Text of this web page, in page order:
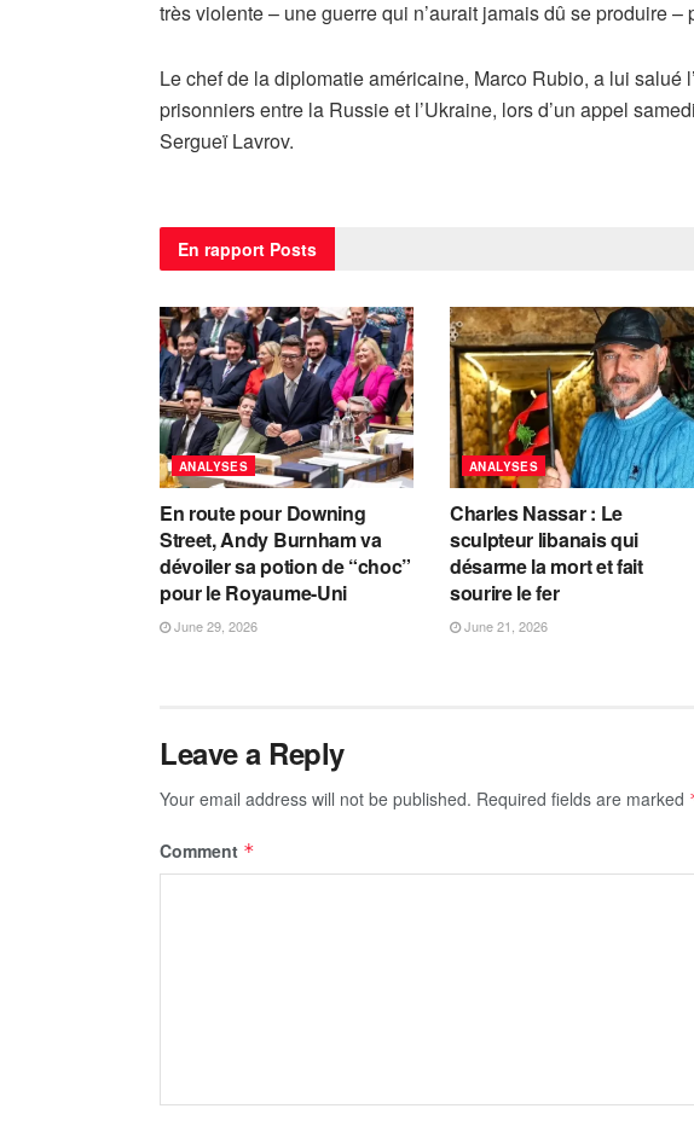
très violente – une guerre qui n’aurait jamais dû se produire –
Le chef de la diplomatie américaine, Marco Rubio, a lui salué
prisonniers entre la Russie et l’Ukraine, lors d’un appel
Sergueï Lavrov.
En rapport Posts
ANALYSES
En route pour Downing
Street, Andy Burnham va
dévoiler sa potion de “choc”
pour le Royaume-Uni
June 29, 2026
ANALYSES
Charles Nassar : Le
sculpteur libanais qui
désarme la mort et fait
sourire le fer
June 21, 2026
Leave a Reply
Your email address will not be published. Required fields are marked
Comment *